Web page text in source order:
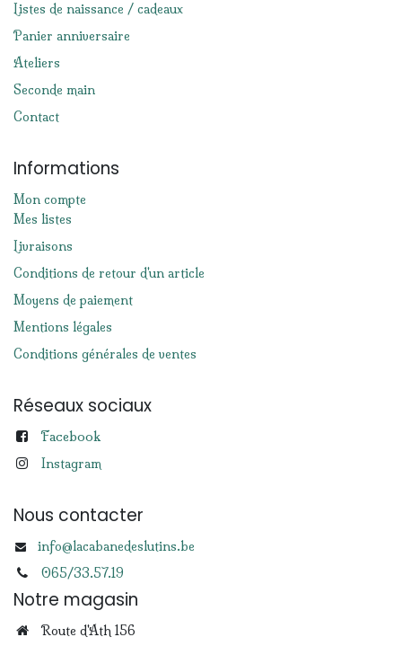
Listes de naissance / cadeaux
Panier anniversaire
Ateliers
Seconde main
Contact
Informations
Mon compte
Mes listes
Livraisons
Conditions de retour d'un article
Moyens de paiement
Mentions légales
Conditions générales de ventes
Réseaux sociaux
Facebook
Instagram
Nous contacter
info@lacabanedeslutins.be
065/33.57.19
Notre magasin
Route d'Ath 156